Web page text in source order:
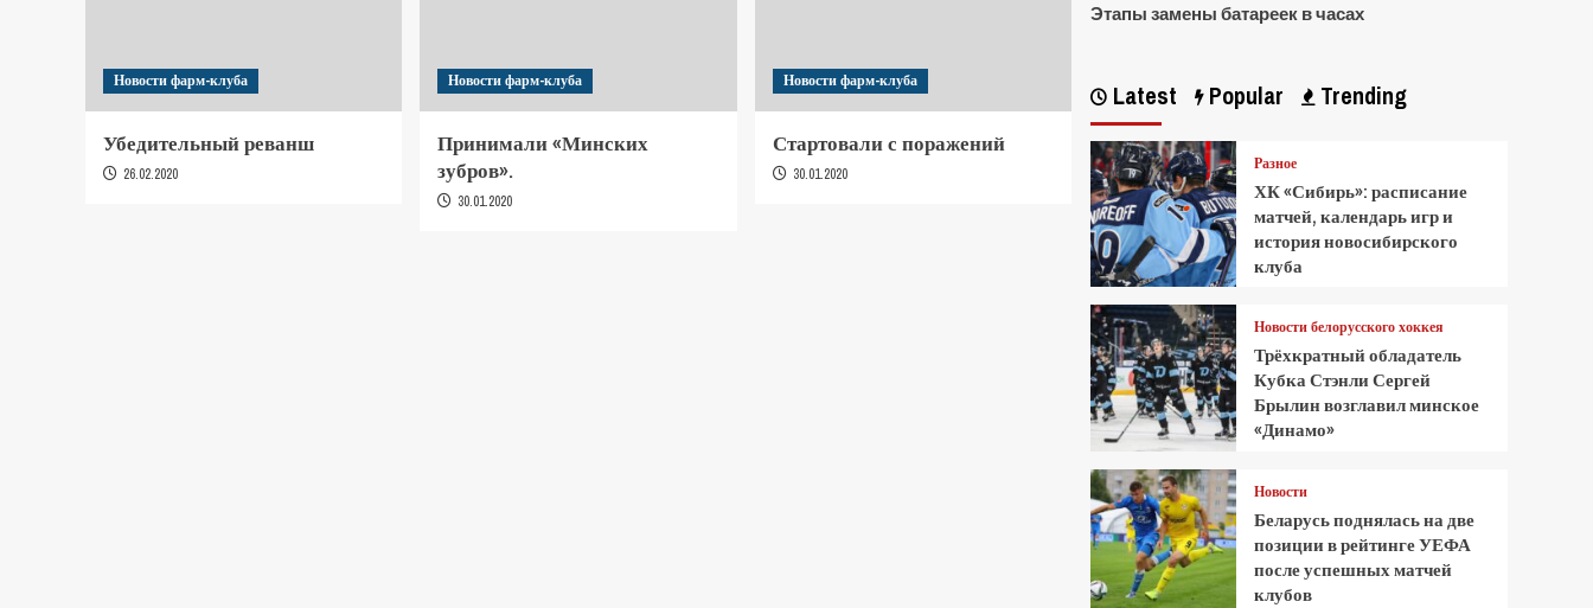
Новости фарм-клуба
Убедительный реванш
26.02.2020
Новости фарм-клуба
Принимали «Минских
зубров».
30.01.2020
Новости фарм-клуба
Стартовали с поражений
30.01.2020
Этапы замены батареек в часах
Latest Popular Trending
Разное
ХК «Сибирь»: расписание
матчей, календарь игр и
история новосибирского
клуба
Новости белорусского хоккея
Трёхкратный обладатель
Кубка Стэнли Сергей
Брылин возглавил минское
«Динамо»
Новости
Беларусь поднялась на две
позиции в рейтинге УЕФА
после успешных матчей
клубов